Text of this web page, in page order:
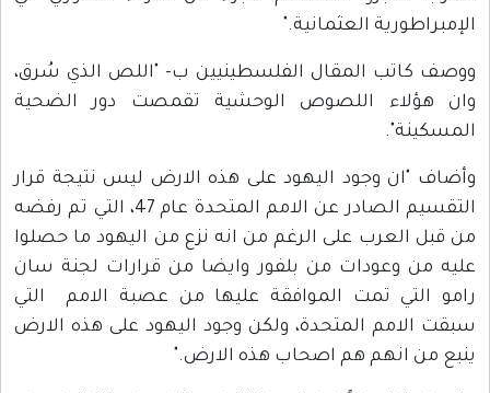
الإمبراطورية العثمانية."
ووصف كاتب المقال الفلسطينيين ب- "اللص الذي سُرق،
وان هؤلاء اللصوص الوحشية تقمصت دور الضحية
المسكينة".
وأضاف "ان وجود اليهود على هذه الارض ليس نتيجة قرار
التقسيم الصادر عن الامم المتحدة عام 47، التي تم رفضه
من قبل العرب على الرغم من انه نزع من اليهود ما حصلوا
عليه من وعودات من بلفور وايضا من قرارات لجنة سان
رامو التي تمت الموافقة عليها من عصبة الامم التي
سبقت الامم المتحدة، ولكن وجود اليهود على هذه الارض
ينبع من انهم هم اصحاب هذه الارض."